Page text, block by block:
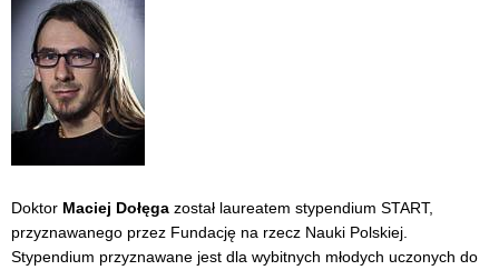
Doktor Maciej Dołęga został laureatem stypendium START,
przyznawanego przez Fundację na rzecz Nauki Polskiej.
Stypendium przyznawane jest dla wybitnych młodych uczonych do